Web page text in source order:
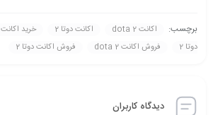
برچسب: اکانت dota 2 اکانت دوتا 2 خريد اکانت dota 2
دوتا 2
فروش اکانت dota 2 فروش اکانت دوتا 2
دیدگاه کاربران